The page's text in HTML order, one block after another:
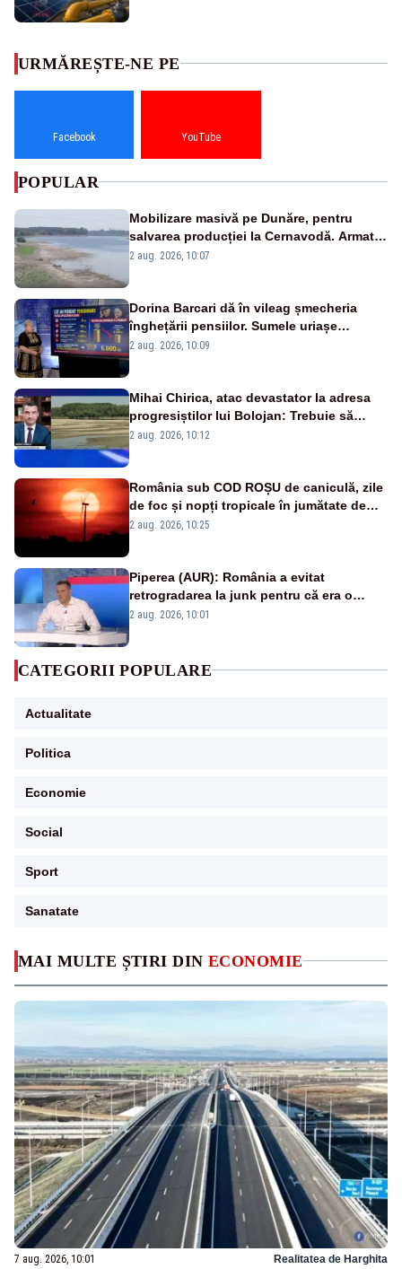
MAI MULTE ȘTIRI DIN ECONOMIE
7 aug. 2026, 10:01 Realitatea de Harghita
URMĂREȘTE-NE PE
Facebook YouTube
POPULAR
Mobilizare masivă pe Dunăre, pentru
salvarea producției la Cernavodă. Armata
va detona o stâncă și va devia apa
2 aug. 2026, 10:07
Dorina Barcari dă în vileag șmecheria
înghețării pensiilor. Sumele uriașe
pierdute de fiecare român
2 aug. 2026, 10:09
Mihai Chirica, atac devastator la adresa
progresiștilor lui Bolojan: Trebuie să
protejăm și natura, dar nu șținem omaneii
2 aug. 2026, 10:12
România sub COD ROȘU de caniculă, zile
de foc și nopți tropicale în jumătate de
țară
2 aug. 2026, 10:25
Piperea (AUR): România a evitat
retrogradarea la junk pentru că era o
catastrofă pentru bănci și fondurile de
2 aug. 2026, 10:01
CATEGORII POPULARE
Actualitate
Politica
Economie
Social
Sport
Sanatate